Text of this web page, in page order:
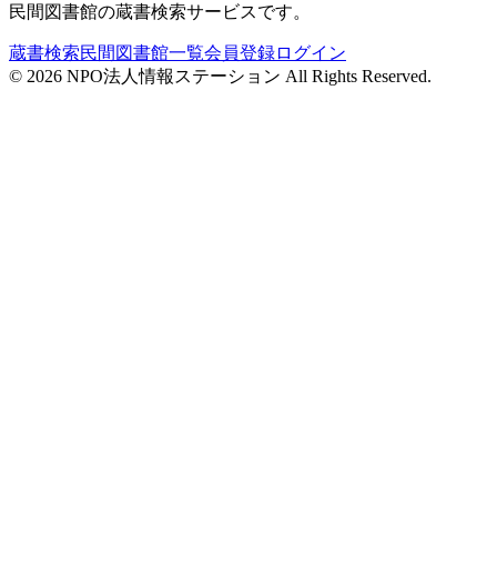
民間図書館の蔵書検索サービスです。
蔵書検索民間図書館一覧会員登録ログイン
© 2026 NPO法人情報ステーション All Rights Reserved.